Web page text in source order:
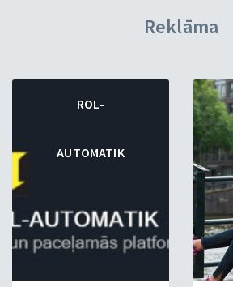
Reklāma
ROL-
AUTOMATIK